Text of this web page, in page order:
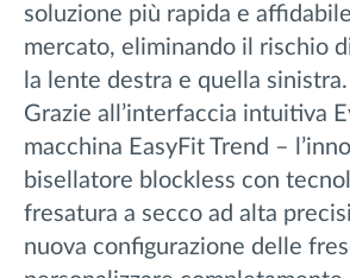
soluzione più rapida e
mercato, eliminando il rischio
la lente destra e quella sinistra.
Grazie all’interfaccia intuitiva
macchina EasyFit Trend –
bisellatore blockless con
fresatura a secco ad alta
nuova configurazione delle